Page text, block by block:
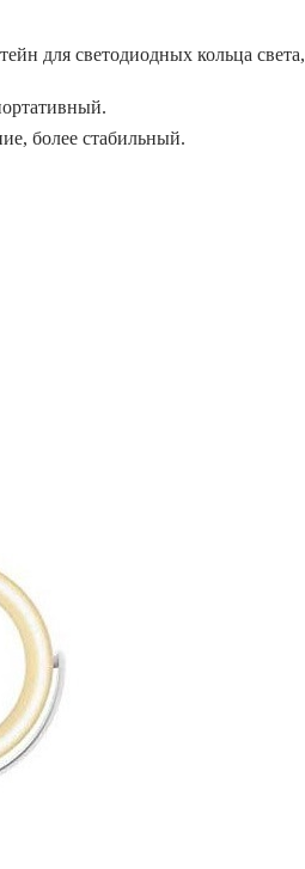
для светодиодных кольца света,
более стабильный.